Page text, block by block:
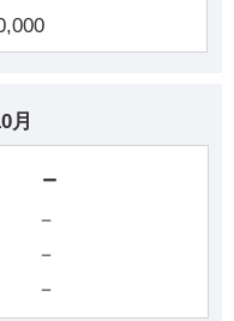
月
－
－
－
－